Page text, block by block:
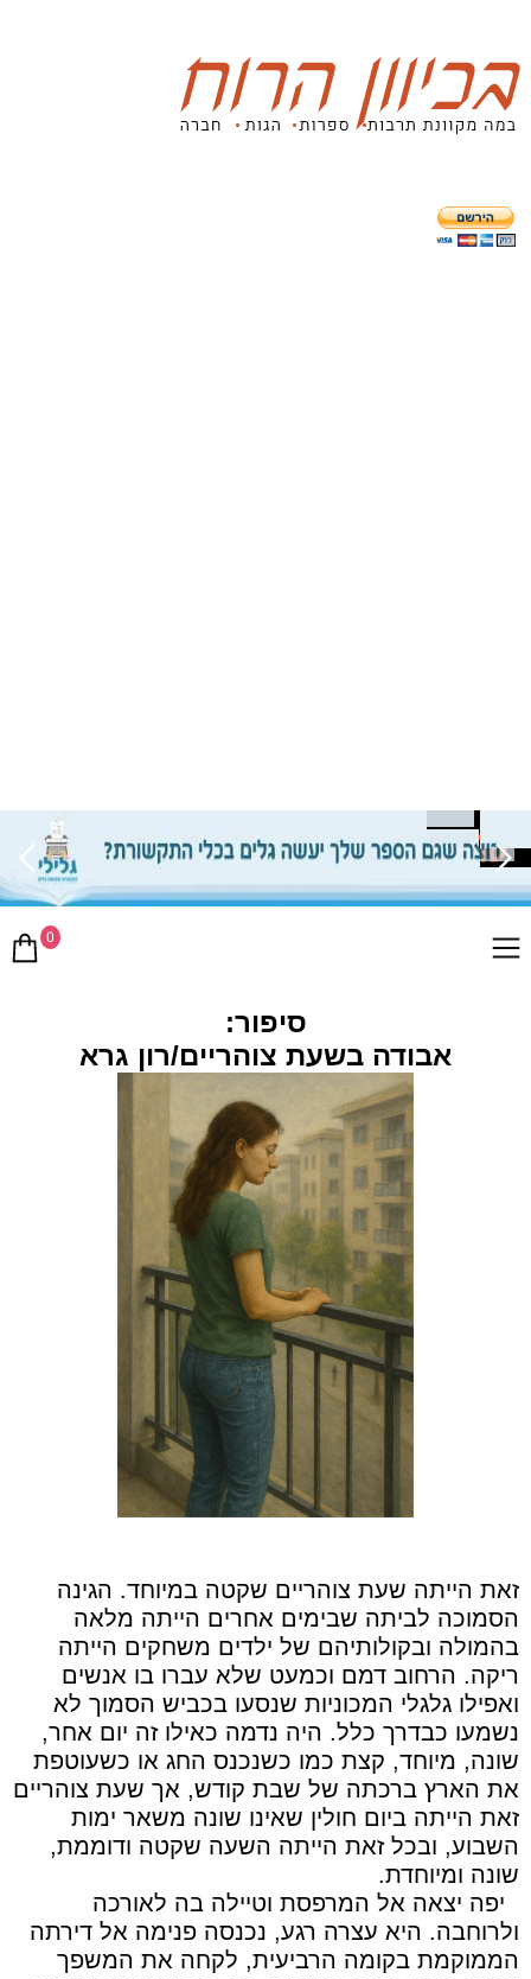
0
סיפור:
אבודה בשעת צוהריים/רון גרא
זאת הייתה שעת צוהריים שקטה במיוחד. הגינה
הסמוכה לביתה שבימים אחרים הייתה מלאה
בהמולה ובקולותיהם של ילדים משחקים הייתה
ריקה. הרחוב דמם וכמעט שלא עברו בו אנשים
ואפילו גלגלי המכוניות שנסעו בכביש הסמוך לא
נשמעו כבדרך כלל. היה נדמה כאילו זה יום אחר,
שונה, מיוחד, קצת כמו כשנכנס החג או כשעוטפת
את הארץ ברכתה של שבת קודש, אך שעת צוהריים
זאת הייתה ביום חולין שאינו שונה משאר ימות
השבוע, ובכל זאת הייתה השעה שקטה ודוממת,
שונה ומיוחדת.
יפה יצאה אל המרפסת וטיילה בה לאורכה
ולרוחבה. היא עצרה רגע, נכנסה פנימה אל דירתה
הממוקמת בקומה הרביעית, לקחה את המשפך